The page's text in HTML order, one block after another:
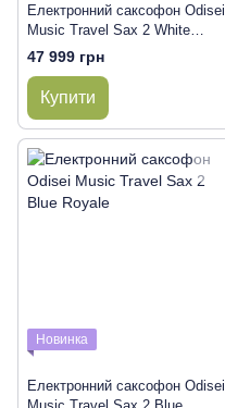
Електронний саксофон Odisei
Music Travel Sax 2 White
Silicon
47 999 грн
Купити
Новинка
Електронний саксофон Odisei